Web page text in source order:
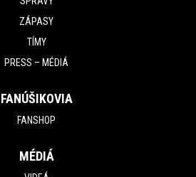
ZÁPASY
TÍMY
PRESS – MÉDIÁ
FANÚŠIKOVIA
FANSHOP
MÉDIÁ